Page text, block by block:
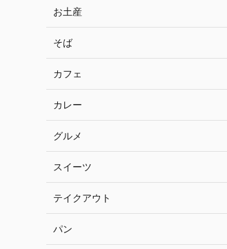
お土産
そば
カフェ
カレー
グルメ
スイーツ
テイクアウト
パン